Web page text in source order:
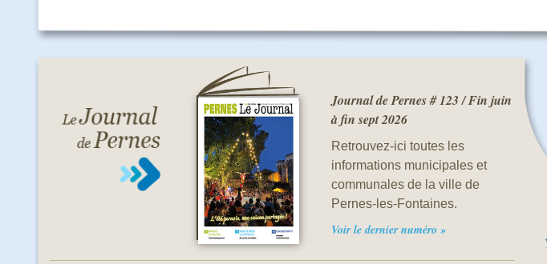
Journal de Pernes # 123 / Fin juin
à fin sept 2026
Retrouvez-ici toutes les
informations municipales et
communales de la ville de
Pernes-les-Fontaines.
Voir le dernier numéro »